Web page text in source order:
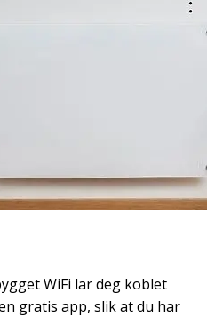
WiFi lar deg koblet
gratis app, slik at du har